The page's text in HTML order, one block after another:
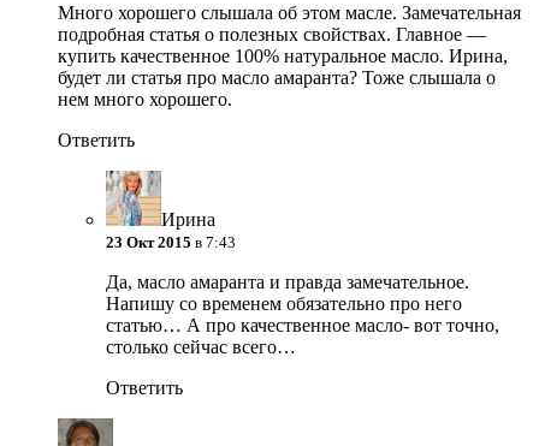
Много хорошего слышала об этом масле. Замечательная
подробная статья о полезных свойствах. Главное —
купить качественное 100% натуральное масло. Ирина,
будет ли статья про масло амаранта? Тоже слышала о
нем много хорошего.
Ответить
Ирина
23 Окт 2015 в 7:43
Да, масло амаранта и правда замечательное.
Напишу со временем обязательно про него
статью… А про качественное масло- вот точно,
столько сейчас всего…
Ответить